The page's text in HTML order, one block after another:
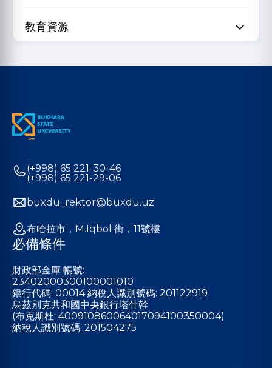
教育資源
(+998) 65 221-30-46
(+998) 65 221-29-06
buxdu_rektor@buxdu.uz
布哈拉市，M.Iqbol 街，11號樓
必備條件
財政部金庫 帳號:
23402000300100001010
銀行代碼: 00014 納稅人識別號碼: 201122919
烏茲別克共和國中央銀行塔什幹
(布克斯杜: 400910860064017094100350004)
納稅人識別號碼: 201504275